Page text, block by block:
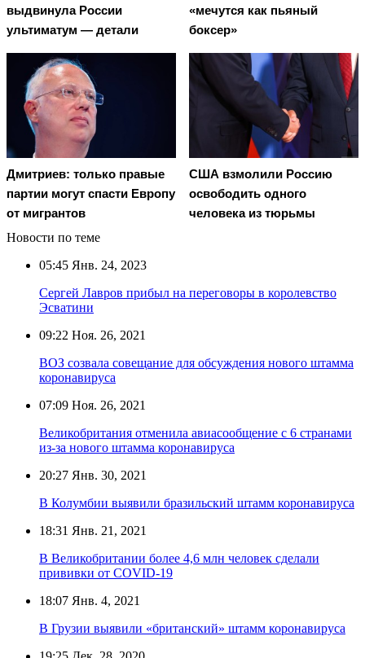
выдвинула России
ультиматум — детали
«мечутся как пьяный
боксер»
Дмитриев: только правые
партии могут спасти Европу
от мигрантов
США взмолили Россию
освободить одного
человека из тюрьмы
Новости по теме
05:45 Янв. 24, 2023
Сергей Лавров прибыл на переговоры в королевство
Эсватини
09:22 Ноя. 26, 2021
ВОЗ созвала совещание для обсуждения нового штамма
коронавируса
07:09 Ноя. 26, 2021
Великобритания отменила авиасообщение с 6 странами
из-за нового штамма коронавируса
20:27 Янв. 30, 2021
В Колумбии выявили бразильский штамм коронавируса
18:31 Янв. 21, 2021
В Великобритании более 4,6 млн человек сделали
прививки от COVID-19
18:07 Янв. 4, 2021
В Грузии выявили «британский» штамм коронавируса